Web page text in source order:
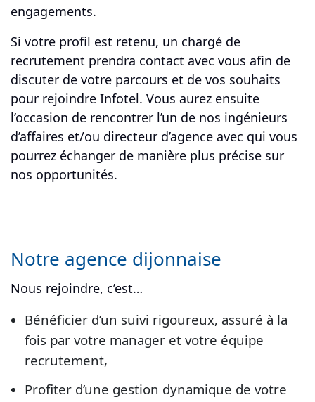
engagements.
Si votre profil est retenu, un chargé de
recrutement prendra contact avec vous afin de
discuter de votre parcours et de vos souhaits
pour rejoindre Infotel. Vous aurez ensuite
l’occasion de rencontrer l’un de nos ingénieurs
d’affaires et/ou directeur d’agence avec qui vous
pourrez échanger de manière plus précise sur
nos opportunités.
Notre agence dijonnaise
Nous rejoindre, c’est…
Bénéficier d’un suivi rigoureux, assuré à la
fois par votre manager et votre équipe
recrutement,
Profiter d’une gestion dynamique de votre